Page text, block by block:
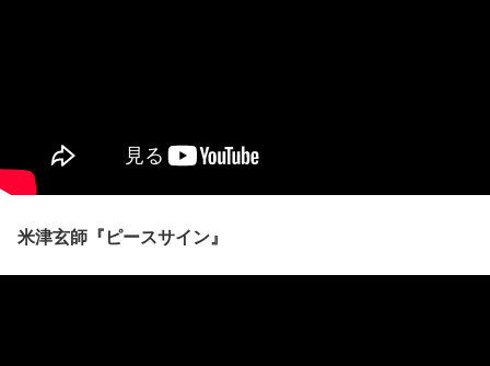
米津玄師『ピースサイン』